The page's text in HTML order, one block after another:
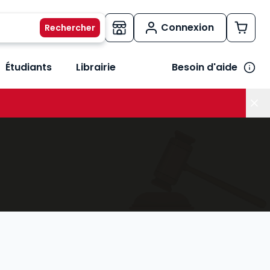
Connexion
métiers
le sous-menu Vos besoins
Étudiants Librairie Besoin d'aide